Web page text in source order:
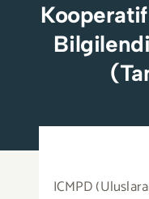
ICMPD